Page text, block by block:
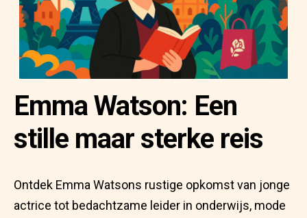
Emma Watson: Een
stille maar sterke reis
Ontdek Emma Watsons rustige opkomst van jonge
actrice tot bedachtzame leider in onderwijs, mode